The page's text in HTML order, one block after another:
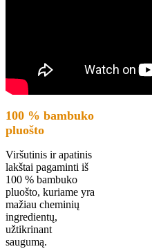
100 % bambuko
pluošto
Viršutinis ir apatinis
lakštai pagaminti iš
100 % bambuko
pluošto, kuriame yra
mažiau cheminių
ingredientų,
užtikrinant
saugumą.